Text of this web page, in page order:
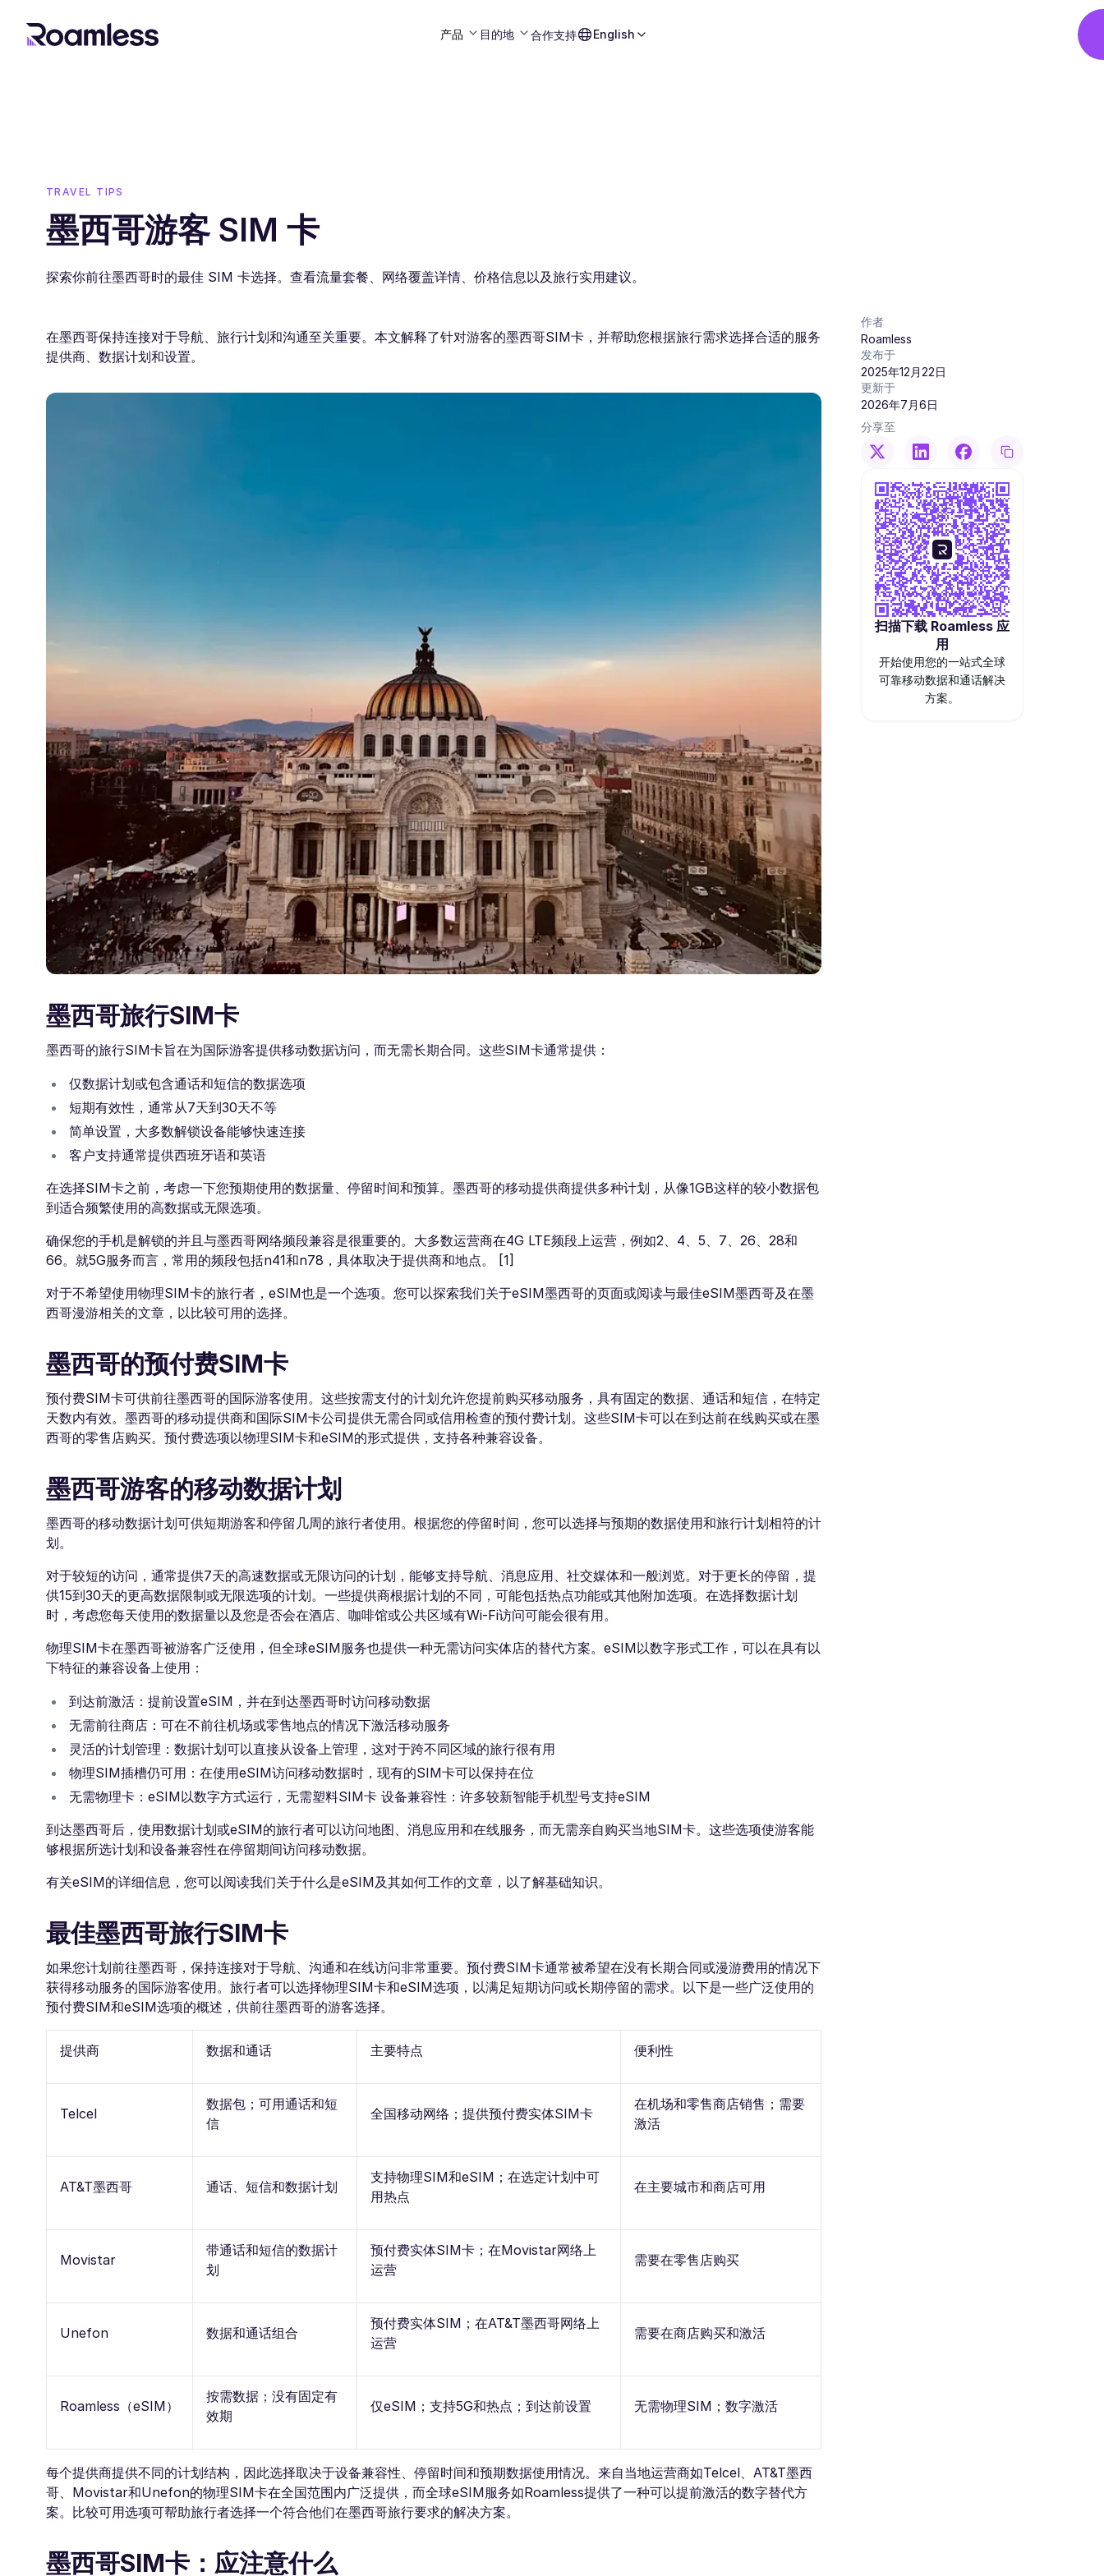
产品 目的地 合作支持 English
TRAVEL TIPS
墨西哥游客 SIM 卡
探索你前往墨西哥时的最佳 SIM 卡选择。查看流量套餐、网络覆盖详情、价格信息以及旅行实用建议。
在墨西哥保持连接对于导航、旅行计划和沟通至关重要。本文解释了针对游客的墨西哥SIM卡，并帮助您根据旅行需求选择合适的服务
提供商、数据计划和设置。
墨西哥旅行SIM卡
墨西哥的旅行SIM卡旨在为国际游客提供移动数据访问，而无需长期合同。这些SIM卡通常提供：
仅数据计划或包含通话和短信的数据选项
短期有效性，通常从7天到30天不等
简单设置，大多数解锁设备能够快速连接
客户支持通常提供西班牙语和英语
在选择SIM卡之前，考虑一下您预期使用的数据量、停留时间和预算。墨西哥的移动提供商提供多种计划，从像1GB这样的较小数据包
到适合频繁使用的高数据或无限选项。
确保您的手机是解锁的并且与墨西哥网络频段兼容是很重要的。大多数运营商在4G LTE频段上运营，例如2、4、5、7、26、28和
66。就5G服务而言，常用的频段包括n41和n78，具体取决于提供商和地点。 [1]
对于不希望使用物理SIM卡的旅行者，eSIM也是一个选项。您可以探索我们关于eSIM墨西哥的页面或阅读与最佳eSIM墨西哥及在墨
西哥漫游相关的文章，以比较可用的选择。
墨西哥的预付费SIM卡
预付费SIM卡可供前往墨西哥的国际游客使用。这些按需支付的计划允许您提前购买移动服务，具有固定的数据、通话和短信，在特定
天数内有效。墨西哥的移动提供商和国际SIM卡公司提供无需合同或信用检查的预付费计划。这些SIM卡可以在到达前在线购买或在墨
西哥的零售店购买。预付费选项以物理SIM卡和eSIM的形式提供，支持各种兼容设备。
墨西哥游客的移动数据计划
墨西哥的移动数据计划可供短期游客和停留几周的旅行者使用。根据您的停留时间，您可以选择与预期的数据使用和旅行计划相符的计
划。
对于较短的访问，通常提供7天的高速数据或无限访问的计划，能够支持导航、消息应用、社交媒体和一般浏览。对于更长的停留，提
供15到30天的更高数据限制或无限选项的计划。一些提供商根据计划的不同，可能包括热点功能或其他附加选项。在选择数据计划
时，考虑您每天使用的数据量以及您是否会在酒店、咖啡馆或公共区域有Wi-Fi访问可能会很有用。
物理SIM卡在墨西哥被游客广泛使用，但全球eSIM服务也提供一种无需访问实体店的替代方案。eSIM以数字形式工作，可以在具有以
下特征的兼容设备上使用：
到达前激活：提前设置eSIM，并在到达墨西哥时访问移动数据
无需前往商店：可在不前往机场或零售地点的情况下激活移动服务
灵活的计划管理：数据计划可以直接从设备上管理，这对于跨不同区域的旅行很有用
物理SIM插槽仍可用：在使用eSIM访问移动数据时，现有的SIM卡可以保持在位
无需物理卡：eSIM以数字方式运行，无需塑料SIM卡 设备兼容性：许多较新智能手机型号支持eSIM
到达墨西哥后，使用数据计划或eSIM的旅行者可以访问地图、消息应用和在线服务，而无需亲自购买当地SIM卡。这些选项使游客能
够根据所选计划和设备兼容性在停留期间访问移动数据。
有关eSIM的详细信息，您可以阅读我们关于什么是eSIM及其如何工作的文章，以了解基础知识。
最佳墨西哥旅行SIM卡
如果您计划前往墨西哥，保持连接对于导航、沟通和在线访问非常重要。预付费SIM卡通常被希望在没有长期合同或漫游费用的情况下
获得移动服务的国际游客使用。旅行者可以选择物理SIM卡和eSIM选项，以满足短期访问或长期停留的需求。以下是一些广泛使用的
预付费SIM和eSIM选项的概述，供前往墨西哥的游客选择。
提供商 数据和通话 主要特点 便利性
Telcel
数据包；可用通话和短
信
全国移动网络；提供预付费实体SIM卡
在机场和零售商店销售；需要
激活
AT&T墨西哥 通话、短信和数据计划
支持物理SIM和eSIM；在选定计划中可
用热点
在主要城市和商店可用
Movistar
带通话和短信的数据计
划
预付费实体SIM卡；在Movistar网络上
运营
需要在零售店购买
Unefon 数据和通话组合
预付费实体SIM；在AT&T墨西哥网络上
运营
需要在商店购买和激活
Roamless（eSIM）
按需数据；没有固定有
效期
仅eSIM；支持5G和热点；到达前设置 无需物理SIM；数字激活
每个提供商提供不同的计划结构，因此选择取决于设备兼容性、停留时间和预期数据使用情况。来自当地运营商如Telcel、AT&T墨西
哥、Movistar和Unefon的物理SIM卡在全国范围内广泛提供，而全球eSIM服务如Roamless提供了一种可以提前激活的数字替代方
案。比较可用选项可帮助旅行者选择一个符合他们在墨西哥旅行要求的解决方案。
墨西哥SIM卡：应注意什么
作者
Roamless
发布于
2025年12月22日
更新于
2026年7月6日
分享至
扫描下载 Roamless 应
用
开始使用您的一站式全球
可靠移动数据和通话解决
方案。